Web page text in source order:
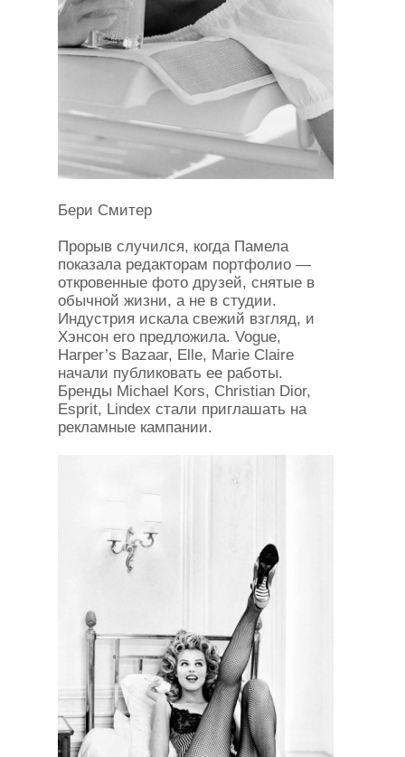
Бери Смитер
Прорыв случился, когда Памела
показала редакторам портфолио —
откровенные фото друзей, снятые в
обычной жизни, а не в студии.
Индустрия искала свежий взгляд, и
Хэнсон его предложила. Vogue,
Harper’s Bazaar, Elle, Marie Claire
начали публиковать ее работы.
Бренды Michael Kors, Christian Dior,
Esprit, Lindex стали приглашать на
рекламные кампании.